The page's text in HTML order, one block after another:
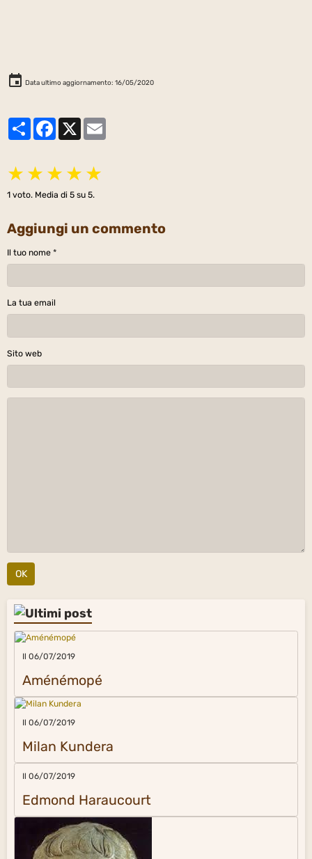
Data ultimo aggiornamento: 16/05/2020
PartagerFacebook
X
★ ★ ★ ★ ★
1 voto. Media di 5 su 5.
Aggiungi un commento
Il tuo nome
La tua email
Sito web
OK
Il 06/07/2019
Aménémopé
Il 06/07/2019
Milan Kundera
Il 06/07/2019
Edmond Haraucourt